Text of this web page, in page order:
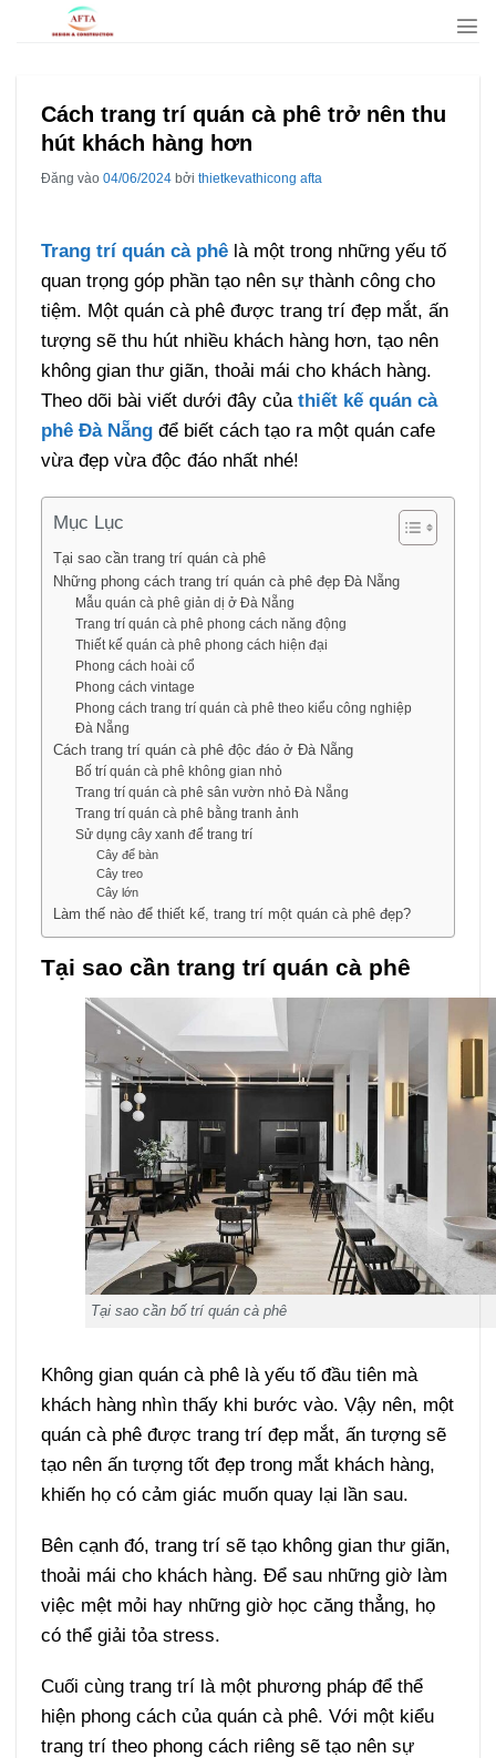
Cách trang trí quán cà phê trở nên thu
hút khách hàng hơn
Đăng vào 04/06/2024 bởi thietkevathicong afta
Trang trí quán cà phêlà một trong những yếu tố
quan trọng góp phần tạo nên sự thành công cho
tiệm. Một quán cà phê được trang trí đẹp mắt, ấn
tượng sẽ thu hút nhiều khách hàng hơn, tạo nên
không gian thư giãn, thoải mái cho khách hàng.
Theo dõi bài viết dưới đây của thiết kế quán cà
phê Đà Nẵngđể biết cách tạo ra một quán cafe
vừa đẹp vừa độc đáo nhất nhé!
Mục Lục
Tại sao cần trang trí quán cà phê
Những phong cách trang trí quán cà phê đẹp Đà Nẵng
Mẫu quán cà phê giản dị ở Đà Nẵng
Trang trí quán cà phê phong cách năng động
Thiết kế quán cà phê phong cách hiện đại
Phong cách hoài cổ
Phong cách vintage
Phong cách trang trí quán cà phê theo kiểu công nghiệp
Đà Nẵng
Cách trang trí quán cà phê độc đáo ở Đà Nẵng
Bố trí quán cà phê không gian nhỏ
Trang trí quán cà phê sân vườn nhỏ Đà Nẵng
Trang trí quán cà phê bằng tranh ảnh
Sử dụng cây xanh để trang trí
Cây để bàn
Cây treo
Cây lớn
Làm thế nào để thiết kế, trang trí một quán cà phê đẹp?
Tại sao cần trang trí quán cà phê
Tại sao cần bố trí quán cà phê
Không gian quán cà phê là yếu tố đầu tiên mà
khách hàng nhìn thấy khi bước vào. Vậy nên, một
quán cà phê được trang trí đẹp mắt, ấn tượng sẽ
tạo nên ấn tượng tốt đẹp trong mắt khách hàng,
khiến họ có cảm giác muốn quay lại lần sau.
Bên cạnh đó, trang trí sẽ tạo không gian thư giãn,
thoải mái cho khách hàng. Để sau những giờ làm
việc mệt mỏi hay những giờ học căng thẳng, họ
có thể giải tỏa stress.
Cuối cùng trang trí là một phương pháp để thể
hiện phong cách của quán cà phê. Với một kiểu
trang trí theo phong cách riêng sẽ tạo nên sự